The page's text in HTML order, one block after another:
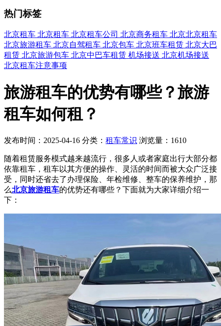
热门标签
北京租车 北京租车 北京租车公司 北京商务租车 北京北京租车
北京旅游租车 北京自驾租车 北京包车 北京班车租赁 北京大巴
租赁 北京旅游包车 北京中巴车租赁 机场接送 北京机场接送
北京租车注意事项
旅游租车的优势有哪些？旅游
租车如何租？
发布时间：2025-04-16 分类： 租车常识 浏览量：1610
随着租赁服务模式越来越流行，很多人或者家庭出行大部分都
依靠租车，租车以其方便的操作、灵活的时间而被大众广泛接
受，同时还省去了办理保险、年检维修、整车的保养维护，那
么北京旅游租车的优势还有哪些？下面就为大家详细介绍一
下：